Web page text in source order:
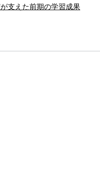
支えた前期の学習成果